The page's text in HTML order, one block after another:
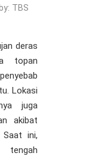
TBS
deras
topan
Lokasi
juga
akibat
Saat ini,